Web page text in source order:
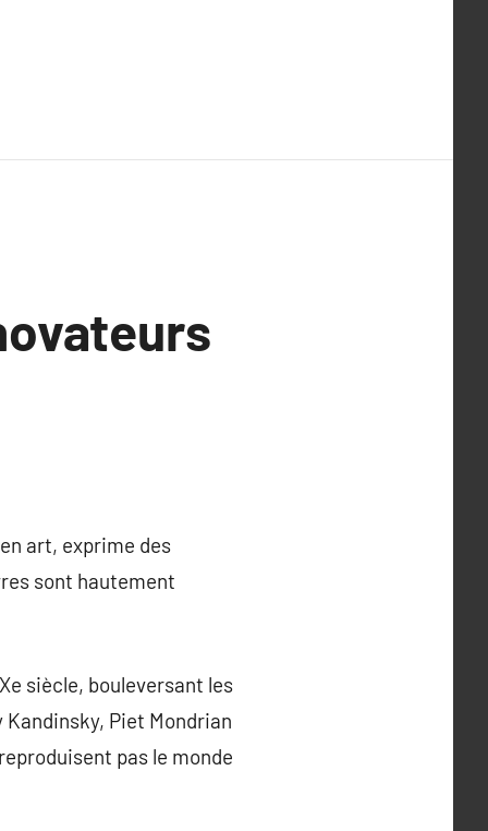
art, exprime des
sont hautement
siècle, bouleversant les
Piet Mondrian
pas le monde